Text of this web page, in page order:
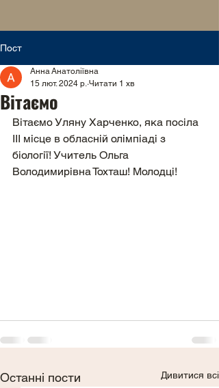
Пост
Вітаємо
Анна Анатоліївна
15 лют. 2024 р. Читати 1 хв
Вітаємо Уляну Харченко, яка посіла
ІІІ місце в обласній олімпіаді з
біології! Учитель Ольга
Володимирівна Тохташ! Молодці!
Останні пости Дивитися всі